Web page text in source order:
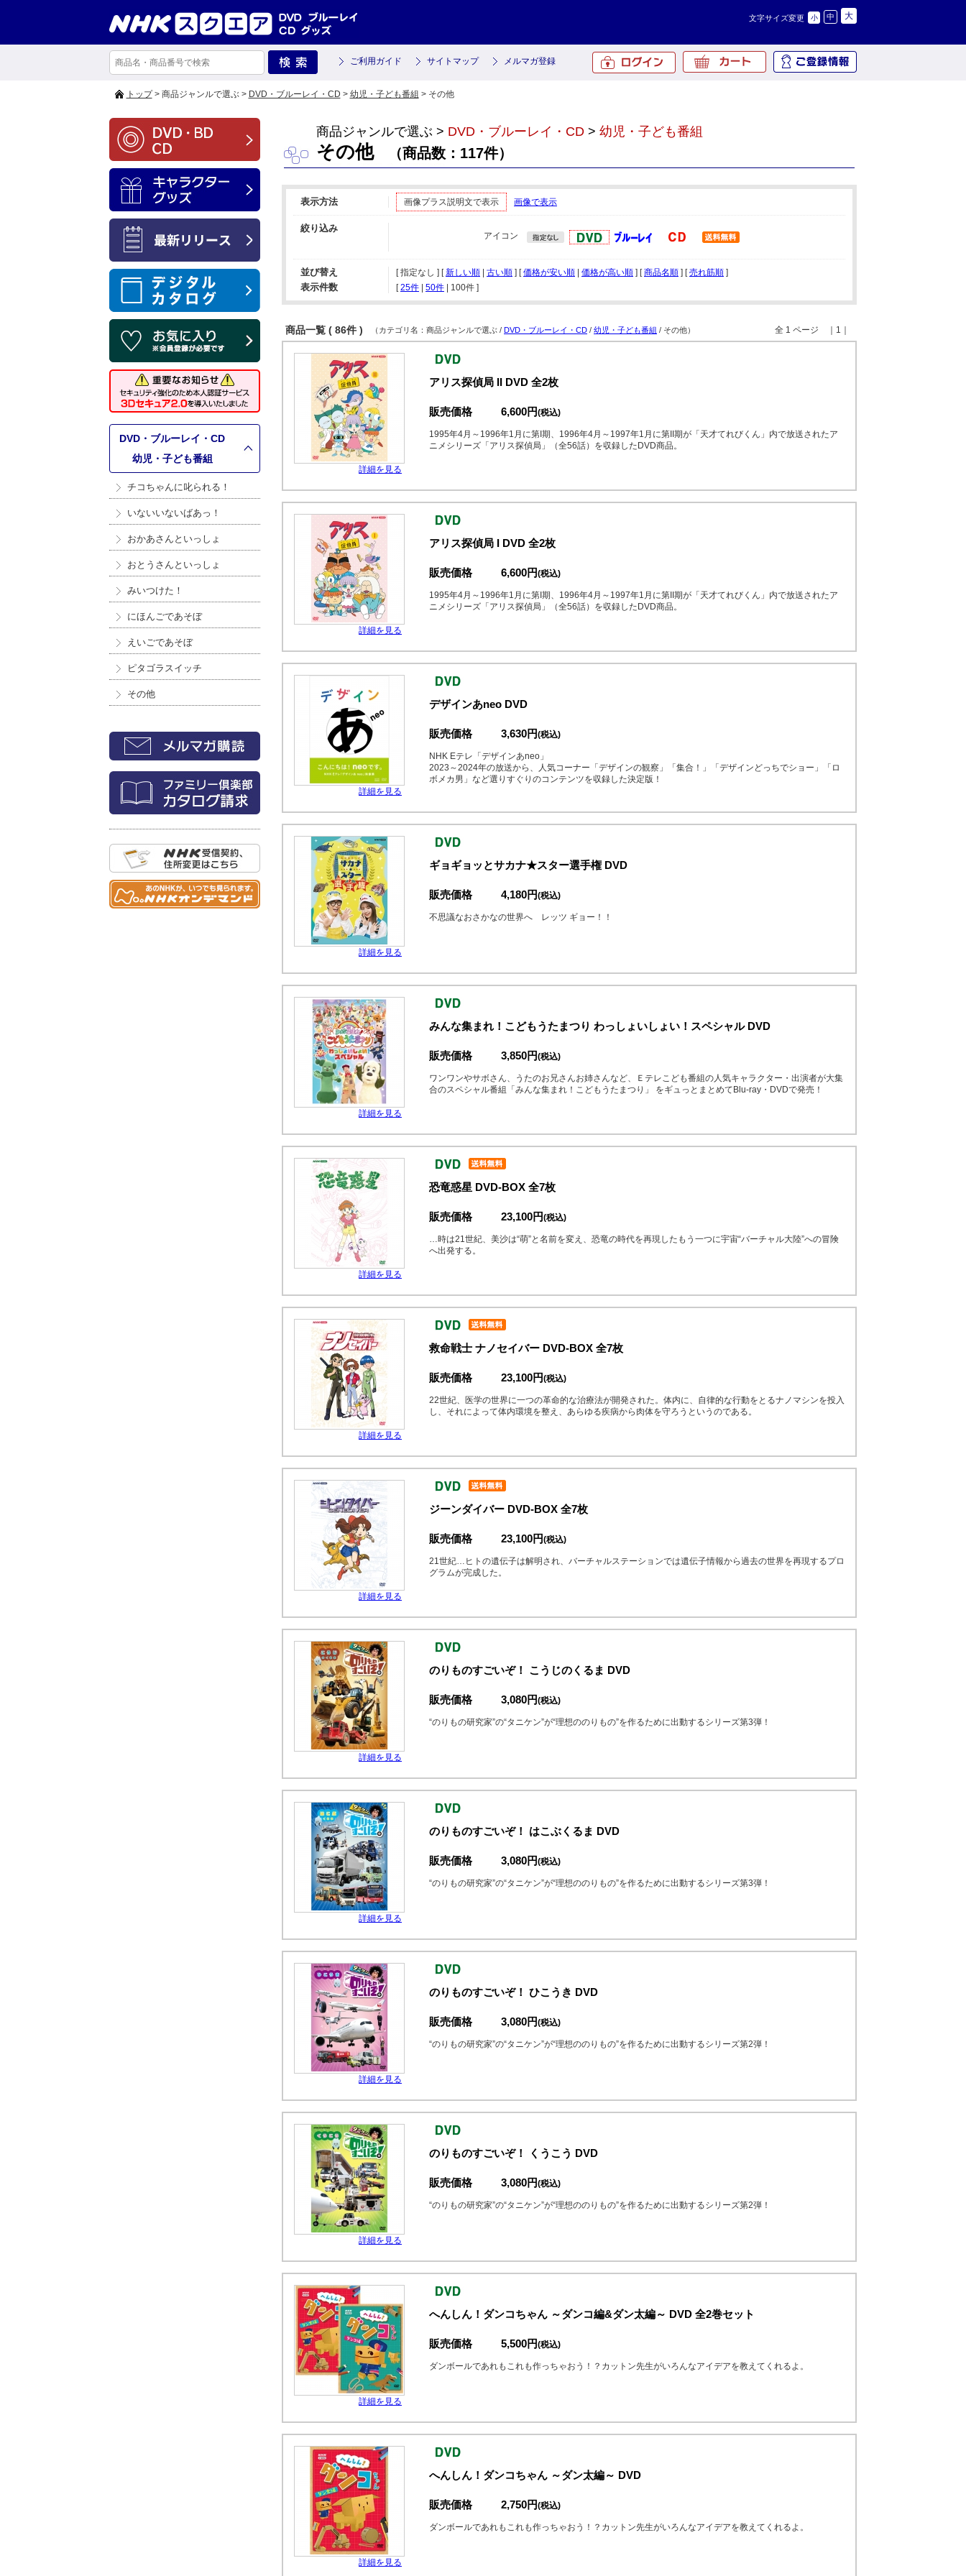
文字サイズ変更 小 中 大
ご利用ガイド サイトマップ メルマガ登録
トップ> 商品ジャンルで選ぶ > DVD・ブルーレイ・CD > 幼児・子ども番組 > その他
DVD・ブルーレイ・CD
幼児・子ども番組
チコちゃんに叱られる！
いないいないばあっ！
おかあさんといっしょ
おとうさんといっしょ
みいつけた！
にほんごであそぼ
えいごであそぼ
ピタゴラスイッチ
その他
商品ジャンルで選ぶ > DVD・ブルーレイ・CD > 幼児・子ども番組
その他（商品数：117件）
表示方法 画像プラス説明文で表示 画像で表示
絞り込み
アイコン
並び替え [ 指定なし ] [新しい順 古い順 ] [価格が安い順 価格が高い順 ] [商品名順 ] [売れ筋順 ]
表示件数 [ 25件 50件 100件 ]
商品一覧 ( 86件 ) 全 1 ページ ｜1｜
（カテゴリ名：商品ジャンルで選ぶ / DVD・ブルーレイ・CD / 幼児・子ども番組 / その他）
詳細を見る
アリス探偵局 II DVD 全2枚
販売価格 6,600円(税込)
1995年4月～1996年1月に第I期、1996年4月～1997年1月に第II期が「天才てれびくん」内で放送されたア
ニメシリーズ「アリス探偵局」（全56話）を収録したDVD商品。
詳細を見る
アリス探偵局 I DVD 全2枚
販売価格 6,600円(税込)
1995年4月～1996年1月に第I期、1996年4月～1997年1月に第II期が「天才てれびくん」内で放送されたア
ニメシリーズ「アリス探偵局」（全56話）を収録したDVD商品。
詳細を見る
デザインあneo DVD
販売価格 3,630円(税込)
NHK Eテレ「デザインあneo」
2023～2024年の放送から、人気コーナー「デザインの観察」「集合！」「デザインどっちでショー」「ロ
ボメカ男」など選りすぐりのコンテンツを収録した決定版！
詳細を見る
ギョギョッとサカナ★スター選手権 DVD
販売価格 4,180円(税込)
不思議なおさかなの世界へ レッツ ギョー！！
詳細を見る
みんな集まれ！こどもうたまつり わっしょいしょい！スペシャル DVD
販売価格 3,850円(税込)
ワンワンやサボさん、うたのお兄さんお姉さんなど、Ｅテレこども番組の人気キャラクター・出演者が大集
合のスペシャル番組「みんな集まれ！こどもうたまつり」 をギュっとまとめてBlu-ray・DVDで発売！
詳細を見る
恐竜惑星 DVD-BOX 全7枚
販売価格 23,100円(税込)
…時は21世紀、美沙は“萌”と名前を変え、恐竜の時代を再現したもう一つに宇宙“バーチャル大陸”への冒険
へ出発する。
詳細を見る
救命戦士 ナノセイバー DVD-BOX 全7枚
販売価格 23,100円(税込)
22世紀、医学の世界に一つの革命的な治療法が開発された。体内に、自律的な行動をとるナノマシンを投入
し、それによって体内環境を整え、あらゆる疾病から肉体を守ろうというのである。
詳細を見る
ジーンダイバー DVD-BOX 全7枚
販売価格 23,100円(税込)
21世紀…ヒトの遺伝子は解明され、バーチャルステーションでは遺伝子情報から過去の世界を再現するプロ
グラムが完成した。
詳細を見る
のりものすごいぞ！ こうじのくるま DVD
販売価格 3,080円(税込)
“のりもの研究家”の“タニケン”が“理想ののりもの”を作るために出動するシリーズ第3弾！
詳細を見る
のりものすごいぞ！ はこぶくるま DVD
販売価格 3,080円(税込)
“のりもの研究家”の“タニケン”が“理想ののりもの”を作るために出動するシリーズ第3弾！
詳細を見る
のりものすごいぞ！ ひこうき DVD
販売価格 3,080円(税込)
“のりもの研究家”の“タニケン”が“理想ののりもの”を作るために出動するシリーズ第2弾！
詳細を見る
のりものすごいぞ！ くうこう DVD
販売価格 3,080円(税込)
“のりもの研究家”の“タニケン”が“理想ののりもの”を作るために出動するシリーズ第2弾！
詳細を見る
へんしん！ダンコちゃん ～ダンコ編&ダン太編～ DVD 全2巻セット
販売価格 5,500円(税込)
ダンボールであれもこれも作っちゃおう！？カットン先生がいろんなアイデアを教えてくれるよ。
詳細を見る
へんしん！ダンコちゃん ～ダン太編～ DVD
販売価格 2,750円(税込)
ダンボールであれもこれも作っちゃおう！？カットン先生がいろんなアイデアを教えてくれるよ。